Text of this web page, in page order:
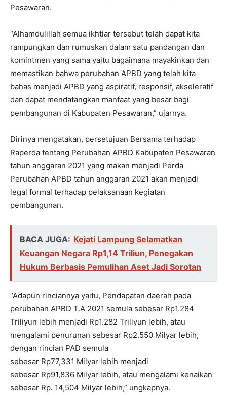
Pesawaran.
“Alhamdulillah semua ikhtiar tersebut telah dapat kita
rampungkan dan rumuskan dalam satu pandangan dan
komintmen yang sama yaitu bagaimana mayakinkan dan
memastikan bahwa perubahan APBD yang telah kita
bahas menjadi APBD yang aspiratif, responsif, akseleratif
dan dapat mendatangkan manfaat yang besar bagi
pembangunan di Kabupaten Pesawaran,” ujarnya.
Dirinya mengatakan, persetujuan Bersama terhadap
Raperda tentang Perubahan APBD Kabupaten Pesawaran
tahun anggaran 2021 yang makan menjadi Perda
Perubahan APBD tahun anggaran 2021 akan menjadi
legal formal terhadap pelaksanaan kegiatan
pembangunan.
BACA JUGA: Kejati Lampung Selamatkan
Keuangan Negara Rp1,14 Triliun, Penegakan
Hukum Berbasis Pemulihan Aset Jadi Sorotan
“Adapun rinciannya yaitu, Pendapatan daerah pada
perubahan APBD T.A 2021 semula sebesar Rp1.284
Triliyun lebih menjadi Rp1.282 Triliyun lebih, atau
mengalami penurunan sebesar Rp2.550 Milyar lebih,
dengan rincian PAD semula
sebesar Rp77,331 Milyar lebih menjadi
sebesar Rp91,836 Milyar lebih, atau mengalami kenaikan
sebesar Rp. 14,504 Milyar lebih,” ungkapnya.